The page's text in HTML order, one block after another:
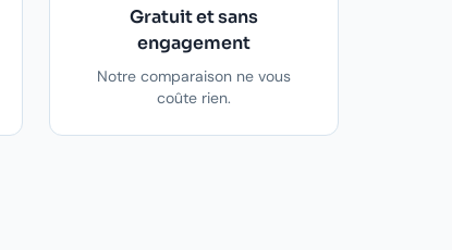
Gratuit et sans
engagement
Notre comparaison ne vous
coûte rien.